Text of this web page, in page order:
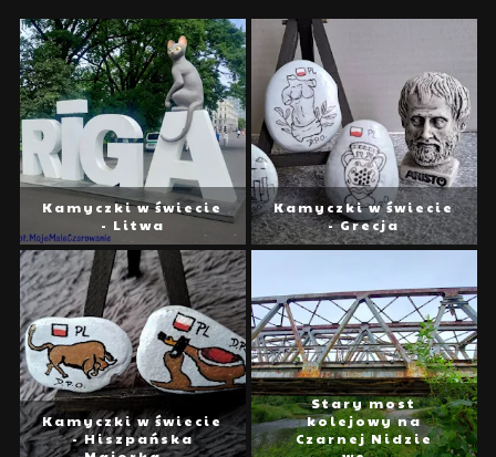
Kamyczki w świecie
- Litwa
Kamyczki w świecie
- Grecja
Kamyczki w świecie
- Hiszpańska
Stary most
kolejowy na
Czarnej Nidzie